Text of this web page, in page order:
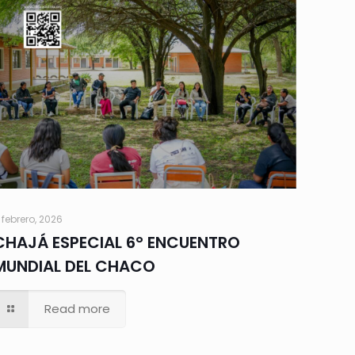
2026
ESPECIAL 6° ENCUENTRO
DEL CHACO
Read more